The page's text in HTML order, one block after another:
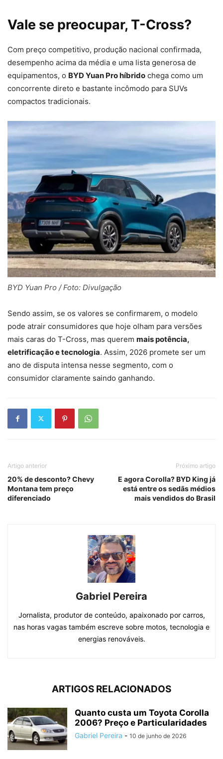
Vale se preocupar, T-Cross?
Com preço competitivo, produção nacional confirmada,
desempenho acima da média e uma lista generosa de
equipamentos, o BYD Yuan Pro híbrido chega como um
concorrente direto e bastante incômodo para SUVs
compactos tradicionais.
BYD Yuan Pro / Foto: Divulgação
Sendo assim, se os valores se confirmarem, o modelo
pode atrair consumidores que hoje olham para versões
mais caras do T-Cross, mas querem mais potência,
eletrificação e tecnologia. Assim, 2026 promete ser um
ano de disputa intensa nesse segmento, com o
consumidor claramente saindo ganhando.
Artigo anterior
20% de desconto? Chevy
Montana tem preço
diferenciado
Próximo artigo
E agora Corolla? BYD King já
está entre os sedãs médios
mais vendidos do Brasil
Gabriel Pereira
Jornalista, produtor de conteúdo, apaixonado por carros,
nas horas vagas também escreve sobre motos, tecnologia e
energias renováveis.
ARTIGOS RELACIONADOS
Quanto custa um Toyota Corolla
2006? Preço e Particularidades
Gabriel Pereira - 10 de junho de 2026